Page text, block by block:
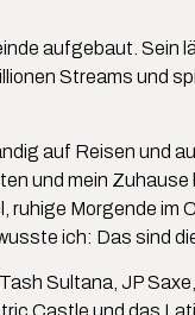
aufgebaut. Sein
Streams und
auf Reisen und
und mein
Morgende im
ich: Das sind
Sultana, JP
Castle und das